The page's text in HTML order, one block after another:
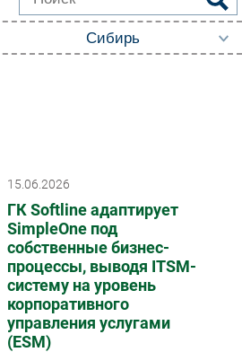
15.06.2026
ГК Softline адаптирует
SimpleOne под
собственные бизнес-
процессы, выводя ITSM-
систему на уровень
корпоративного
управления услугами
(ESM)